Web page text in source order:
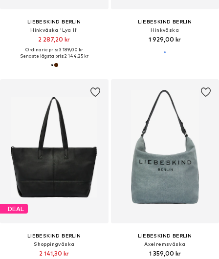
LIEBESKIND BERLIN
Hinkväska 'Lya II'
2 287,20 kr
Ordinarie pris: 3 189,00 kr
Senaste lägsta pris:2 144,25 kr
LIEBESKIND BERLIN
Hinkväska
1 929,00 kr
DEAL
LIEBESKIND BERLIN
Shoppingväska
2 141,30 kr
LIEBESKIND BERLIN
Axelremsväska
1 359,00 kr